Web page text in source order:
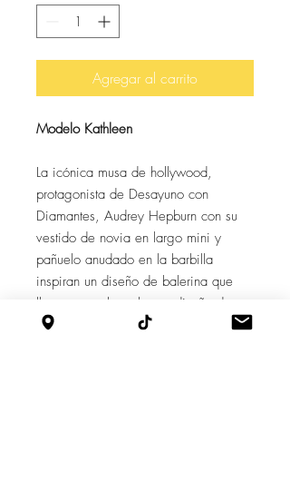
Agregar al carrito
Modelo Kathleen
La icónica musa de hollywood,
protagonista de Desayuno con
Diamantes, Audrey Hepburn con su
vestido de novia en largo mini y
pañuelo anudado en la barbilla
inspiran un diseño de balerina que
lleva en sus laterales un diseño de
ondas que se cruzan, formando así la